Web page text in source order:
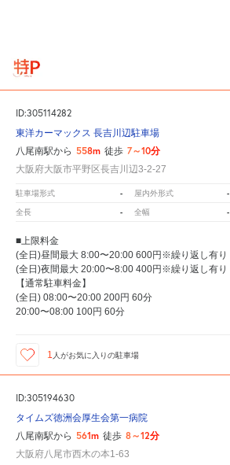
ID:305114282
東洋カーマックス 長吉川辺駐車場
八尾南駅から 558m 徒歩 7～10分
大阪府大阪市平野区長吉川辺3-2-27
駐車場形式 - 屋内外形式 -
全長 - 全幅 -
■上限料金
(全日)昼間最大 8:00〜20:00 600円※繰り返し有り
(全日)夜間最大 20:00〜8:00 400円※繰り返し有り
【通常駐車料金】
(全日) 08:00〜20:00 200円 60分
20:00〜08:00 100円 60分
1 人がお気に入りの駐車場
ID:305194630
タイムズ徳洲会厚生会第一病院
八尾南駅から 561m 徒歩 8～12分
大阪府八尾市西木の本1-63